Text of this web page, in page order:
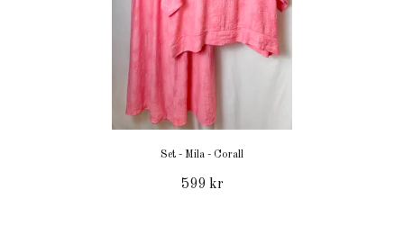
Set - Mila - Corall
599 kr